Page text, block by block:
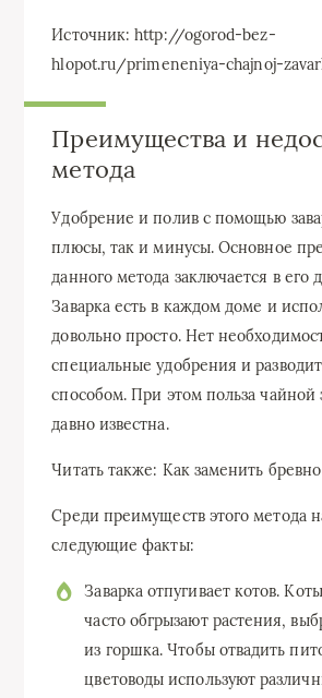
Источник: http://ogorod-bez-
hlopot.ru/primeneniya-chajnoj-
Преимущества и
метода
Удобрение и полив с помощью
плюсы, так и минусы. Основное
данного метода заключается в его
Заварка есть в каждом доме и
довольно просто. Нет
специальные удобрения и
способом. При этом польза чайной
давно известна.
Читать также: Как заменить
Среди преимуществ этого метода
следующие факты:
Заварка отпугивает котов.
часто обгрызают растения,
из горшка. Чтобы отвадить
цветоводы используют